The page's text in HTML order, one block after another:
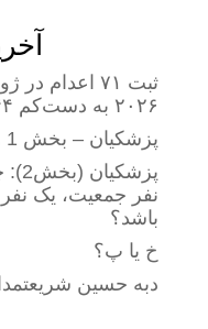
ثبت ۷۱ اعدام
۲۰۲۶ به دست‌کم ۴۴۴ نفر رسید
پزشکیان – بخش 1 و 2 (شنیداری)
نفر جمعیت، یک
باشد؟
خ یا پ؟
دبه حسین